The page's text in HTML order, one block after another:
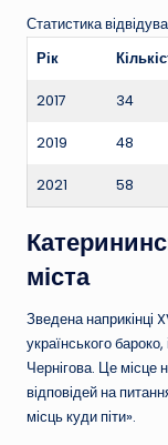
Статистика
Рік
2017 34
2019 48
2021 58
міста
Зведена наприкінці
українського
Чернігова. Це місце
відповідей на
місць куди піти».